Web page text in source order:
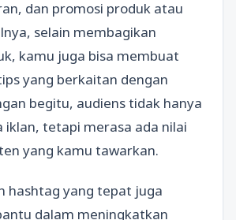
dan promosi produk atau
selain membagikan
kamu juga bisa membuat
yang berkaitan dengan
begitu, audiens tidak hanya
iklan, tetapi merasa ada nilai
yang kamu tawarkan.
hashtag yang tepat juga
dalam meningkatkan